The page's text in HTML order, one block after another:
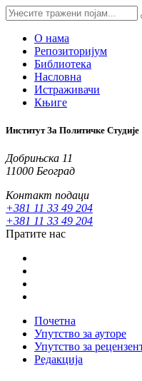
О нама
Репозиторијум
Библиотека
Насловна
Истраживачи
Књиге
Институт За Политичке Студије
Добрињска 11
11000 Београд
Контакт подаци
+381 11 33 49 204
+381 11 33 49 204
Пратите нас
Почетна
Упутство за ауторе
Упутство за
Редакција